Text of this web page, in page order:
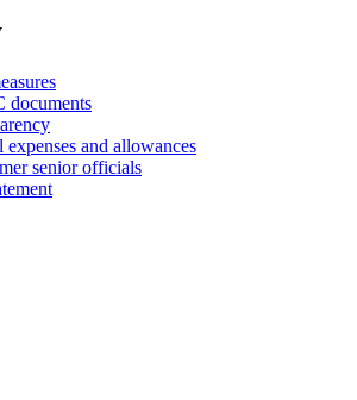
documents
and allowances
senior officials